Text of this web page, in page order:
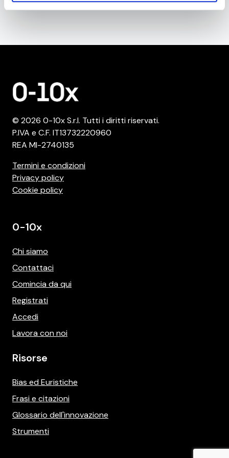
fiduciainizia il tuo viaggio insieme a noi da qui.
© 2026 0-10x S.r.l. Tutti i diritti riservati.
P.IVA e C.F. IT13732220960
REA MI-2740135
Termini e condizioni
Privacy policy
Cookie policy
0-10x
Chi siamo
Contattaci
Comincia da qui
Registrati
Accedi
Lavora con noi
Risorse
Bias ed Euristiche
Frasi e citazioni
Glossario dell'innovazione
Strumenti